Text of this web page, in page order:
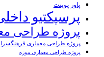
پاور پوینت
پرسپکتیو
پروژه طراحی
پروژه طراحی معماری فرهنگسرا
پروژه طراحی معماری موزه